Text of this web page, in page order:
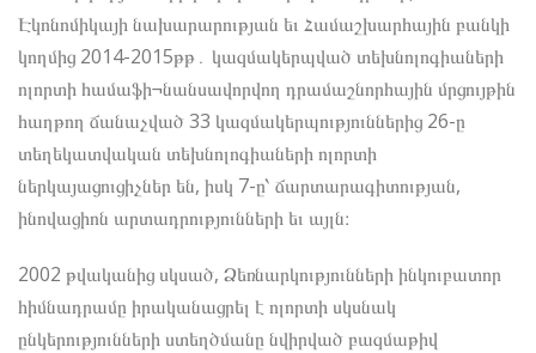
Էկոնոմիկայի նախարարության եւ Համաշխարհային բանկի
կողմից 2014-2015թթ․ կազմակերպված տեխնոլոգիաների
ոլորտի համաֆի¬նանսավորվող դրամաշնորհային մրցույթին
հաղթող ճանաչված 33 կազմակերպություններից 26-ը
տեղեկատվական տեխնոլոգիաների ոլորտի
ներկայացուցիչներ են, իսկ 7-ը՝ ճարտարագիտության,
ինովացիոն արտադրությունների եւ այլն։
2002 թվականից սկսած, Ձեռնարկությունների ինկուբատոր
հիմնադրամը իրականացրել է ոլորտի սկսնակ
ընկերությունների ստեղծմանը նվիրված բազմաթիվ